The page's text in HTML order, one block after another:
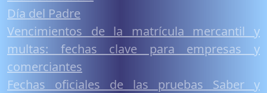
Día del Padre
Vencimientos de la matrícula mercantil y
multas: fechas clave para empresas y
comerciantes
Fechas oficiales de las pruebas Saber y